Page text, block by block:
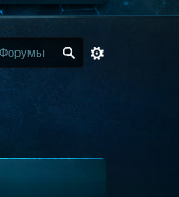
Форумы